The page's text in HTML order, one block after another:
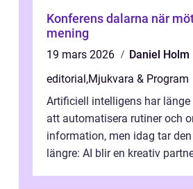
Konferens dalarna när möten får mer
mening
19 mars 2026
Daniel Holm
editorial,Mjukvara & Program
Artificiell intelligens har
att automatisera rutiner och
information, men idag tar
längre: AI blir en kreativ